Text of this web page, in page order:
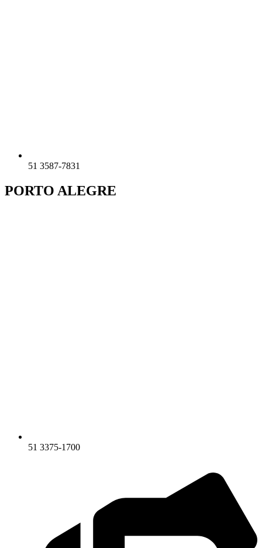
51 3587-7831
PORTO ALEGRE
51 3375-1700